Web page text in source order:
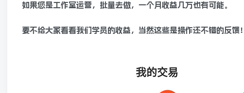
如果您是工作室运营，批量去做，一个月收益几万也有可能。
要不给大家看看我们学员的收益，当然这些是操作还不错的反馈！